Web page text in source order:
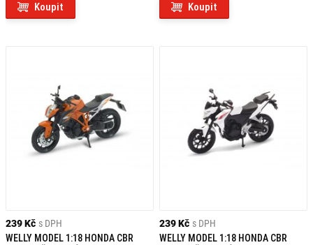
Koupit Koupit
239 Kč s DPH
WELLY MODEL 1:18 HONDA CBR
239 Kč s DPH
WELLY MODEL 1:18 HONDA CBR